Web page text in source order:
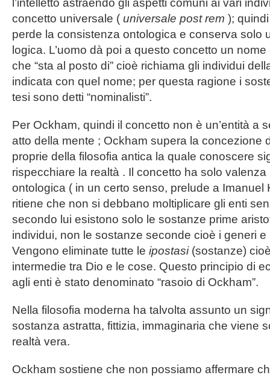
l’intelletto astraendo gli aspetti comuni ai vari
concetto universale ( universale post rem );
perde la consistenza ontologica e conserva solo
logica. L’uomo dà poi a questo concetto un
che “sta al posto di” cioè richiama gli individui
indicata con quel nome; per questa ragione i
tesi sono detti “nominalisti”.
Per Ockham, quindi il concetto non è un’entità a
atto della mente ; Ockham supera la concezione
proprie della filosofia antica la quale conoscere
rispecchiare la realtà . Il concetto ha solo
ontologica ( in un certo senso, prelude a Imanuel
ritiene che non si debbano moltiplicare gli enti
secondo lui esistono solo le sostanze prime
individui, non le sostanze seconde cioè i generi e
Vengono eliminate tutte le ipostasi (sostanze)
intermedie tra Dio e le cose. Questo principio di
agli enti è stato denominato “rasoio di Ockham”.
Nella filosofia moderna ha talvolta assunto un
sostanza astratta, fittizia, immaginaria che viene
realtà vera.
Ockham sostiene che non possiamo affermare